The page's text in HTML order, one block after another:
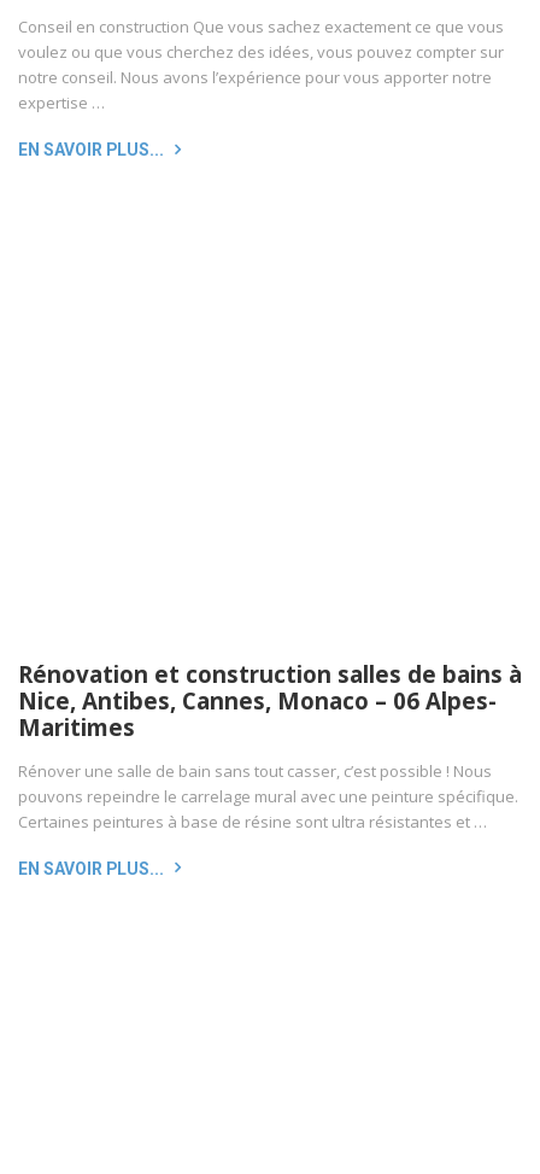
Conseil en construction Que vous sachez exactement ce que vous
voulez ou que vous cherchez des idées, vous pouvez compter sur
notre conseil. Nous avons l’expérience pour vous apporter notre
expertise …
EN SAVOIR PLUS...
Rénovation et construction salles de bains à
Nice, Antibes, Cannes, Monaco – 06 Alpes-
Maritimes
Rénover une salle de bain sans tout casser, c’est possible ! Nous
pouvons repeindre le carrelage mural avec une peinture spécifique.
Certaines peintures à base de résine sont ultra résistantes et …
EN SAVOIR PLUS...